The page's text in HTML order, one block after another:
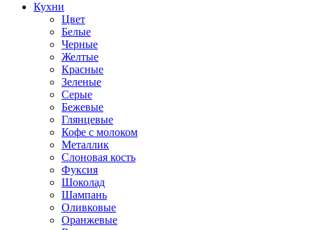
Кухни
Цвет
Белые
Черные
Желтые
Красные
Зеленые
Серые
Бежевые
Глянцевые
Кофе с молоком
Металлик
Слоновая кость
Фуксия
Шоколад
Шампань
Оливковые
Оранжевые